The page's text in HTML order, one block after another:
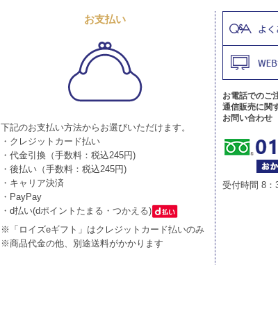
お支払い
下記のお支払い方法からお選びいただけます。
・クレジットカード払い
・代金引換（手数料：税込245円)
・後払い（手数料：税込245円)
・キャリア決済
・PayPay
・d払い(dポイントたまる・つかえる)
※「ロイズeギフト」はクレジットカード払いのみ
※商品代金の他、別途送料がかかります
お電話でのご
通信販売に関
お問い合わせ
受付時間 8：